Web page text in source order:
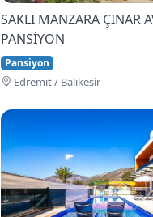
SAKLI MANZARA ÇINAR
PANSİYON
Pansiyon
Edremi̇t / Balıkesir